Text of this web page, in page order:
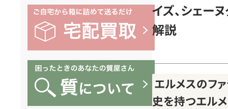
イズ、シェー
解説
エルメスのフ
史を持つエル